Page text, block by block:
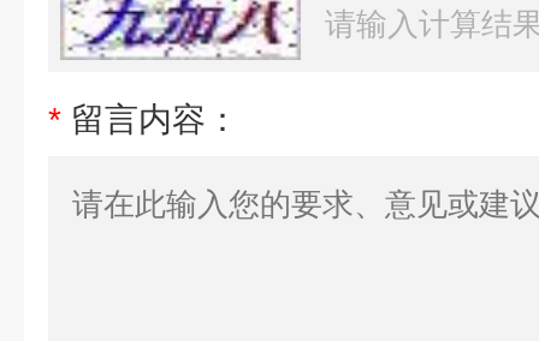
* 留言内容：